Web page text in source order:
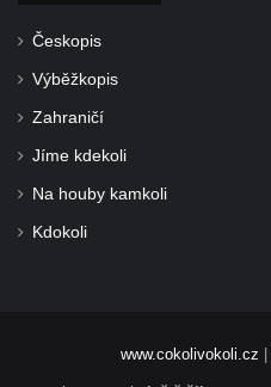
Českopis
Výběžkopis
Zahraničí
Jíme kdekoli
Na houby kamkoli
Kdokoli
www.cokolivokoli.cz